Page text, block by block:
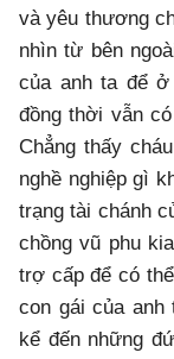
và yêu thương
nhìn từ bên
của anh ta để
đồng thời vẫn
Chẳng thấy
nghề nghiệp gì
trạng tài chánh
chồng vũ phu
trợ cấp để có
con gái của
kể đến những